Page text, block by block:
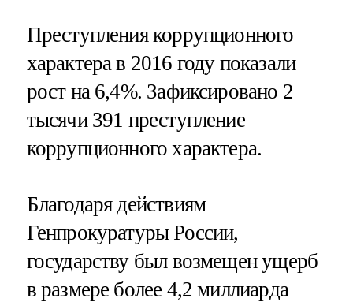
Преступления коррупционного
характера в 2016 году показали
рост на 6,4%. Зафиксировано 2
тысячи 391 преступление
коррупционного характера.
Благодаря действиям
Генпрокуратуры России,
государству был возмещен ущерб
в размере более 4,2 миллиарда